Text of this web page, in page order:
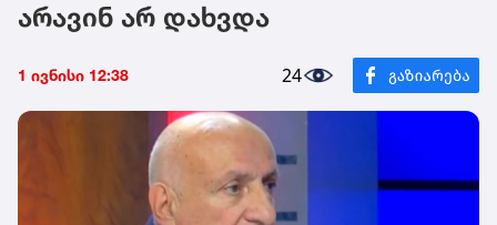
არავინ არ დახვდა
1 ივნისი 12:38 24